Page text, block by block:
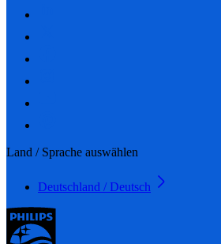
Land / Sprache auswählen
Deutschland / Deutsch